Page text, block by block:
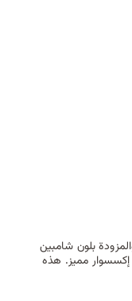
بلون شامبين
إكسسوار مميز. هذه